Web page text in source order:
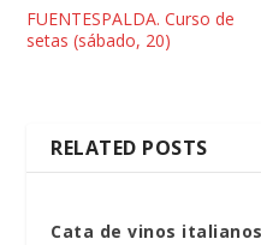
FUENTESPALDA. Curso de
setas (sábado, 20)
RELATED POSTS
Cata de vinos